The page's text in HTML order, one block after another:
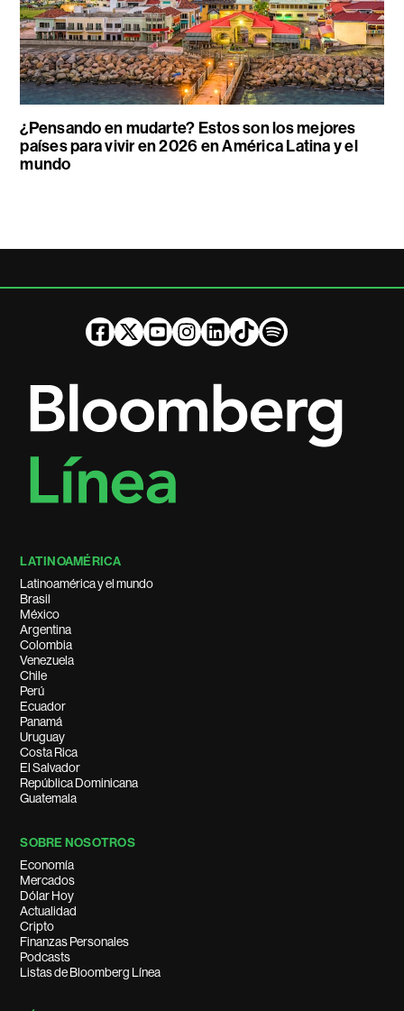
¿Pensando en mudarte? Estos son los mejores
países para vivir en 2026 en América Latina y el
mundo
LATINOAMÉRICA
Latinoamérica y el mundo
Brasil
México
Argentina
Colombia
Venezuela
Chile
Perú
Ecuador
Panamá
Uruguay
Costa Rica
El Salvador
República Dominicana
Guatemala
SOBRE NOSOTROS
Economía
Mercados
Dólar Hoy
Actualidad
Cripto
Finanzas Personales
Podcasts
Listas de Bloomberg Línea